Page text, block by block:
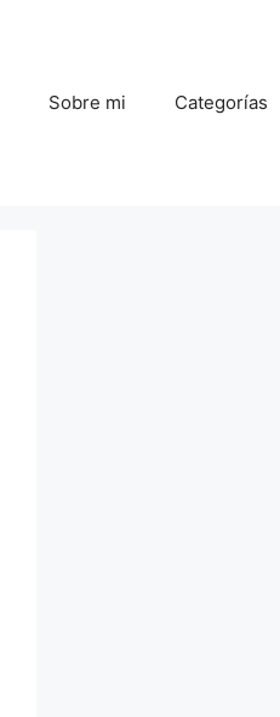
Sobre mi Categorías